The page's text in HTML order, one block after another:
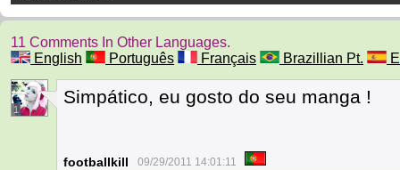
11 Comments In Other Languages.
English
Português Français Brazillian Pt.
1
Simpático, eu gosto do seu manga !
footballkill 09/29/2011 14:01:11